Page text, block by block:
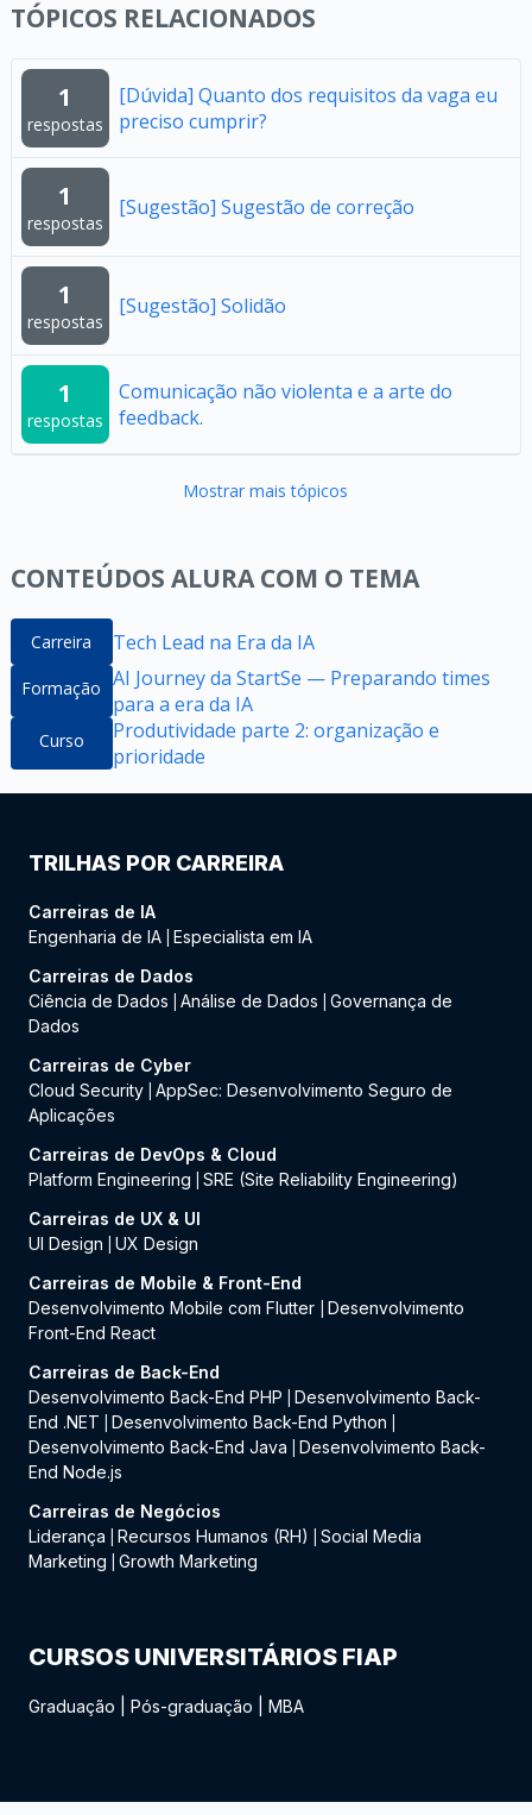
TÓPICOS RELACIONADOS
1
respostas
[Dúvida] Quanto dos requisitos da vaga eu
preciso cumprir?
1
respostas
[Sugestão] Sugestão de correção
1
respostas
[Sugestão] Solidão
1
respostas
Comunicação não violenta e a arte do
feedback.
Mostrar mais tópicos
CONTEÚDOS ALURA COM O TEMA
Carreira Tech Lead na Era da IA
Formação AI Journey da StartSe — Preparando times
para a era da IA
Curso
Produtividade parte 2: organização e
prioridade
TRILHAS POR CARREIRA
Carreiras de IA
Engenharia de IA Especialista em IA
Carreiras de Dados
Ciência de Dados
Análise de Dados
Governança de
Dados
Carreiras de Cyber
Cloud Security AppSec: Desenvolvimento Seguro de
Aplicações
Carreiras de DevOps & Cloud
Platform Engineering
SRE (Site Reliability Engineering)
Carreiras de UX & UI
UI Design
UX Design
Carreiras de Mobile & Front-End
Desenvolvimento Mobile com Flutter
Desenvolvimento
Front-End React
Carreiras de Back-End
Desenvolvimento Back-End PHP
Desenvolvimento Back-
End .NET
Desenvolvimento Back-End Python
Desenvolvimento Back-End Java
Desenvolvimento Back-
End Node.js
Carreiras de Negócios
Liderança
Recursos Humanos (RH)
Social Media
Marketing
Growth Marketing
CURSOS UNIVERSITÁRIOS FIAP
Graduação Pós-graduação MBA